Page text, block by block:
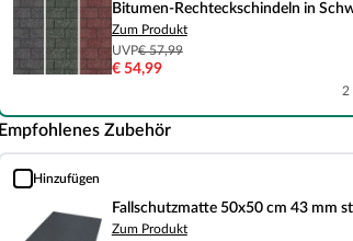
Bitumen-Rechteckschindeln in
Zum Produkt
UVP€ 57,99
€ 54,99
2
Empfohlenes Zubehör
Hinzufügen
Fallschutzmatte 50x50 cm 43 mm stark
Fallschutzmatte 50x50 cm 43 mm
Zum Produkt